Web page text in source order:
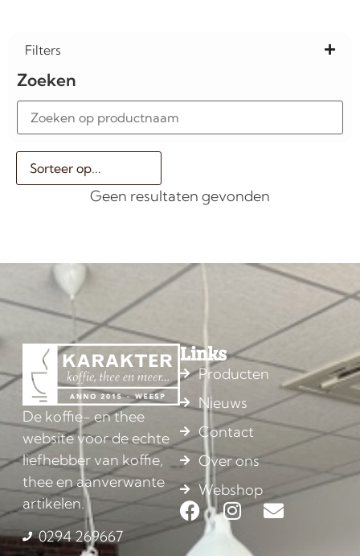
Filters
Zoeken
Geen resultaten gevonden
De koffie- en thee
website voor de echte
liefhebber van koffie,
thee en aanverwante
artikelen.
0294 269667
Links
Producten
Nieuws
Contact
Over ons
Webshop